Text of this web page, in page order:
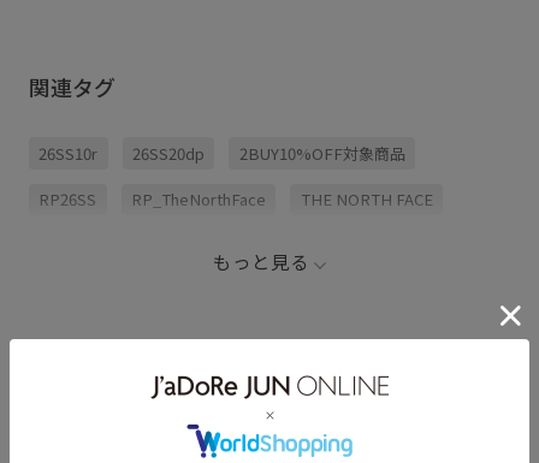
関連タグ
26SS10r 26SS20dp 2BUY10%OFF対象商品
RP26SS RP_TheNorthFace THE NORTH FACE
リュック ヴィンテージ 夏の機能素材アイテム
通気性
もっと見る
THE NORTH FACE